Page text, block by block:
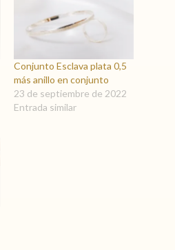
Conjunto Esclava plata 0,5
más anillo en conjunto
23 de septiembre de 2022
Entrada similar